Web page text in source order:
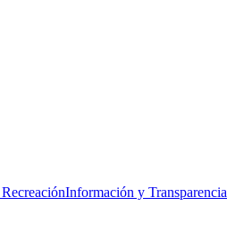
Información y Transparencia